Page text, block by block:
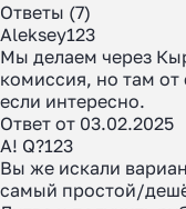
Ответы (7)
Aleksey123
Мы делаем через
комиссия, но там
если интересно.
Ответ от 03.02.2025
A! Q?123
Вы же искали
самый простой/